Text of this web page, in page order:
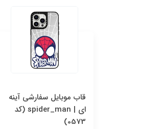
قاب موبایل سفارشی آینه
ای | spider_man (کد
0573)